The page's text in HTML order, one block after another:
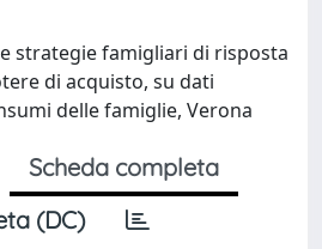
strategie famigliari di risposta
di acquisto, su dati
delle famiglie, Verona
Scheda completa
(DC)